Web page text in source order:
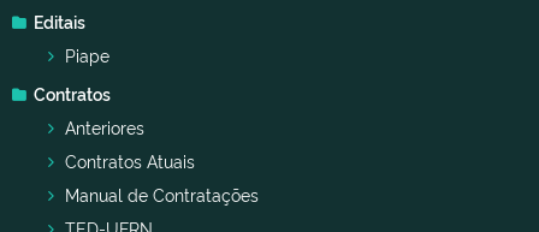
Editais
Piape
Contratos
Anteriores
Contratos Atuais
Manual de Contratações